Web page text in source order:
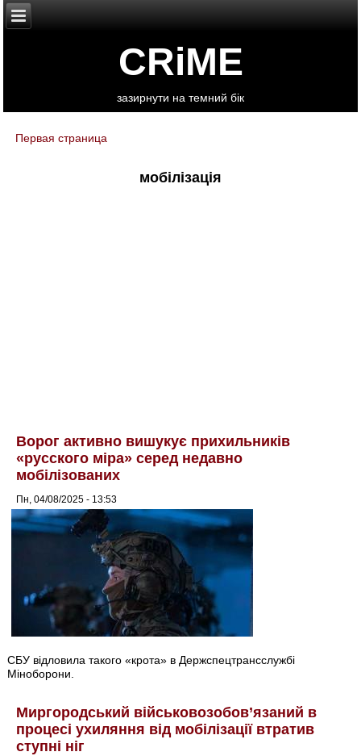
CRiME
зазирнути на темний бік
You are here
Первая страница
мобілізація
Ворог активно вишукує прихильників
«русского міра» серед недавно
мобілізованих
Пн, 04/08/2025 - 13:53
СБУ відловила такого «крота» в Держспецтрансслужбі
Міноборони.
Миргородський військовозобов’язаний в
процесі ухиляння від мобілізації втратив
ступні ніг